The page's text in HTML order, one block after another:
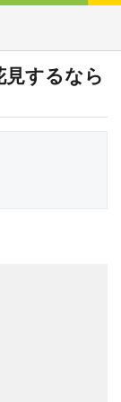
するなら